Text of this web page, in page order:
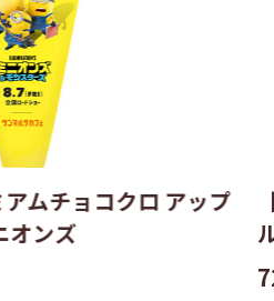
アムチョコクロ アップ
オンズ